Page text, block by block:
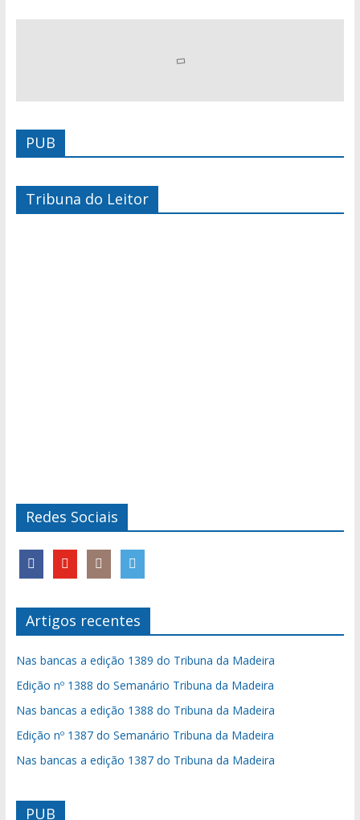
PUB
Tribuna do Leitor
Redes Sociais
Artigos recentes
Nas bancas a edição 1389 do Tribuna da Madeira
Edição nº 1388 do Semanário Tribuna da Madeira
Nas bancas a edição 1388 do Tribuna da Madeira
Edição nº 1387 do Semanário Tribuna da Madeira
Nas bancas a edição 1387 do Tribuna da Madeira
PUB